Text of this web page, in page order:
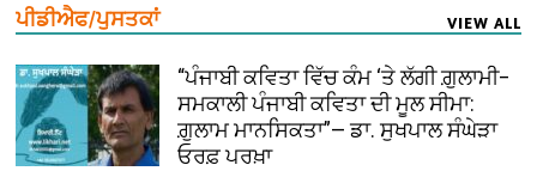
ਪੀਡੀਐਫ/ਪੁਸਤਕਾਂ VIEW ALL
“ਪੰਜਾਬੀ ਕਵਿਤਾ ਵਿੱਚ ਕੰਮ ‘ਤੇ ਲੱਗੀ ਗ਼ੁਲਾਮੀ–
ਸਮਕਾਲੀ ਪੰਜਾਬੀ ਕਵਿਤਾ ਦੀ ਮੂਲ ਸੀਮਾ:
ਗ਼ੁਲਾਮ ਮਾਨਸਿਕਤਾ”— ਡਾ. ਸੁਖਪਾਲ ਸੰਘੇੜਾ
ਓਰਫ਼ ਪਰਖ਼ਾ